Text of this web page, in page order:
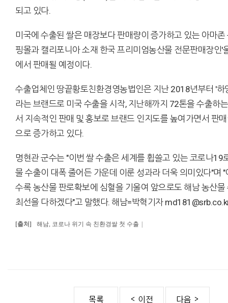
되고 있다.
미국에 수출된 쌀은 매장보다 판매량이 증가하고 있는 아마존
핑몰과 캘리포니아 소재 한국 프리미엄농산물 전문판매장인'
에서 판매될 예정이다.
수출업체인 땅끝황토친환경영농법인은 지난 2018년부터 '하
라는 브랜드로 미국 수출을 시작, 지난해까지 72톤을 수출하
서 지속적인 판매 및 홍보로 브랜드 인지도를 높여가면서 판
으로 증가하고 있다.
명현관 군수는 "이번 쌀 수출은 세계를 휩쓸고 있는 코로나19
물 수출이 대폭 줄어든 가운데 이룬 성과라 더욱 의미있다"며
수록 농산물 판로확보에 심혈을 기울여 앞으로도 해남 농산물
최선을 다하겠다"고 말했다. 해남=박혁기자
[출처] 해남, 코로나 위기 속 친환경쌀 첫 수출